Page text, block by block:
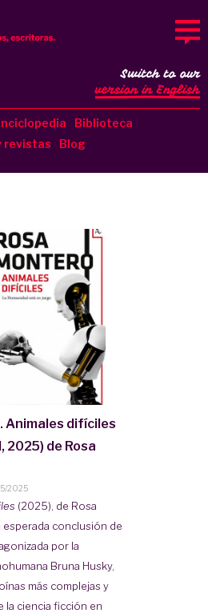
Biblioteca
revistas
Blog
Switch to our
version in English
Animales difíciles
2025) de Rosa
2025
(2025), de Rosa
esperada conclusión de
por la
Bruna Husky,
más complejas y
la ciencia ficción en